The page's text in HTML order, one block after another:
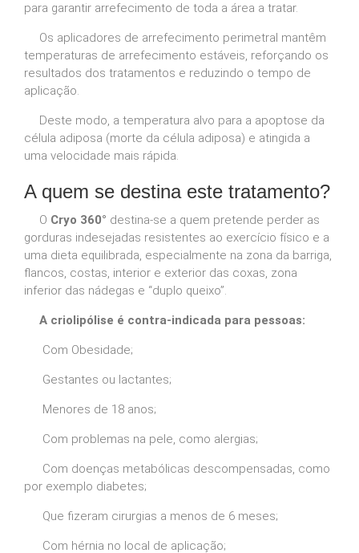
para garantir arrefecimento de toda a área a tratar.
Os aplicadores de arrefecimento perimetral mantêm
temperaturas de arrefecimento estáveis, reforçando os
resultados dos tratamentos e reduzindo o tempo de
aplicação.
Deste modo, a temperatura alvo para a apoptose da
célula adiposa (morte da célula adiposa) e atingida a
uma velocidade mais rápida.
A quem se destina este tratamento?
O Cryo 360° destina-se a quem pretende perder as
gorduras indesejadas resistentes ao exercício físico e a
uma dieta equilibrada, especialmente na zona da barriga,
flancos, costas, interior e exterior das coxas, zona
inferior das nádegas e “duplo queixo”.
A criolipólise é contra-indicada para pessoas:
Com Obesidade;
Gestantes ou lactantes;
Menores de 18 anos;
Com problemas na pele, como alergias;
Com doenças metabólicas descompensadas, como
por exemplo diabetes;
Que fizeram cirurgias a menos de 6 meses;
Com hérnia no local de aplicação;